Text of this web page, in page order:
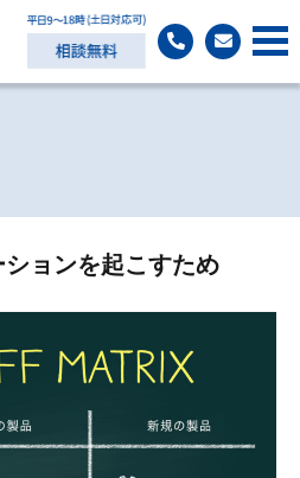
ョンを起こすため